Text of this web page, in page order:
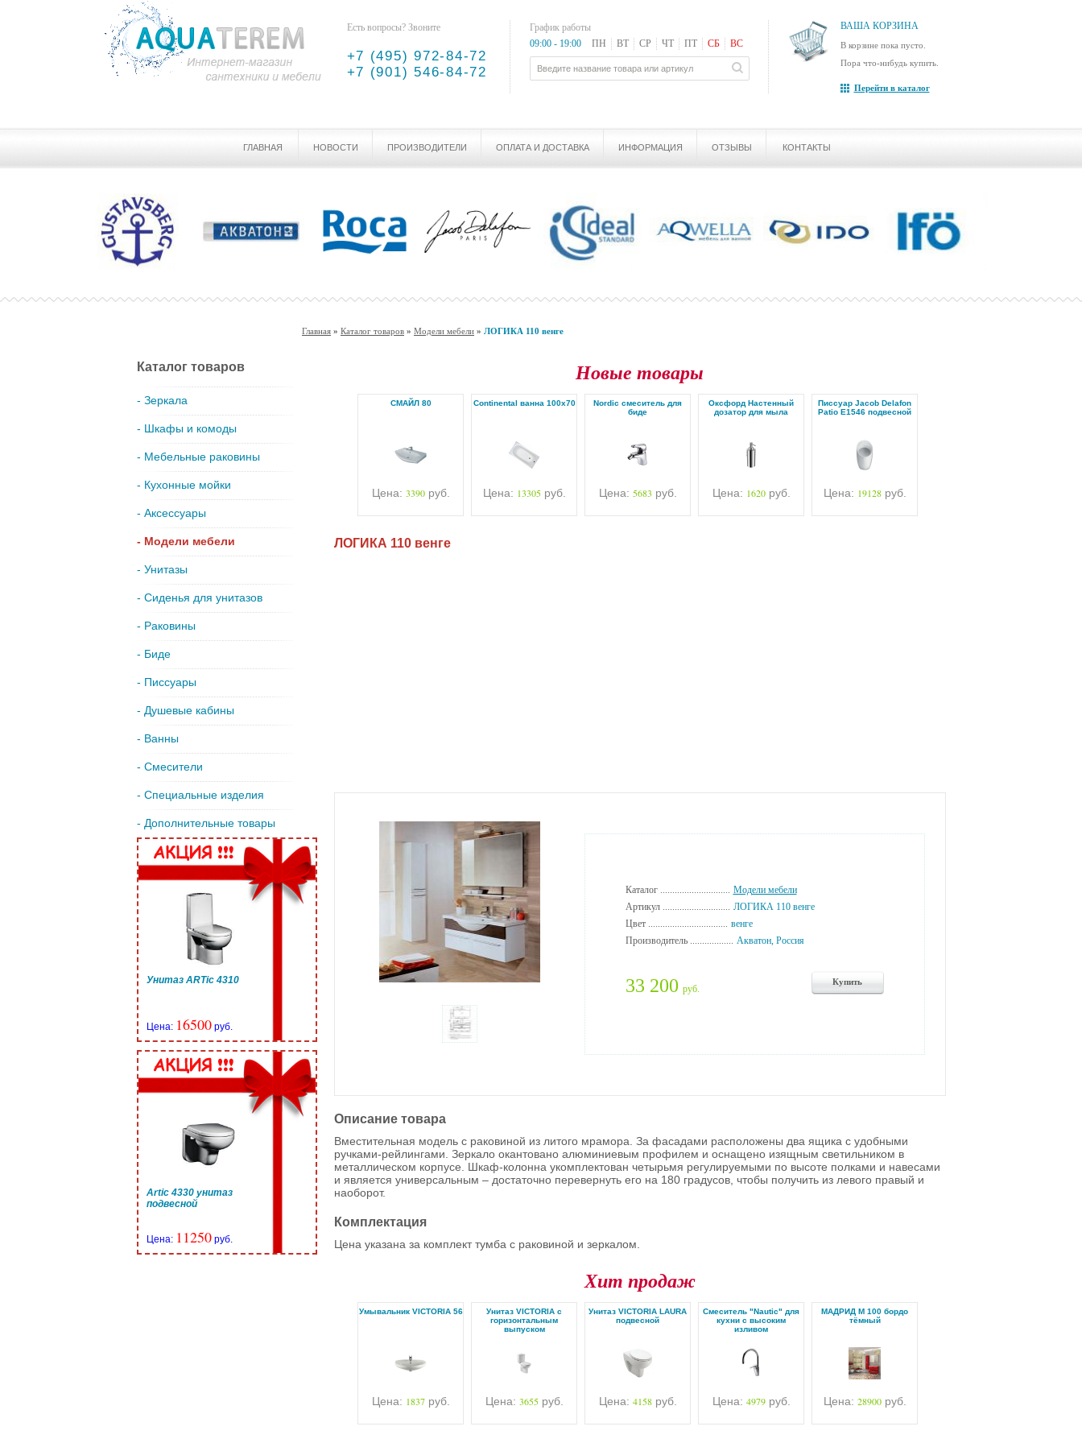
Есть вопросы? Звоните
+7 (495) 972-84-72
+7 (901) 546-84-72
График работы
09:00 - 19:00
ПН ВТ СР ЧТ ПТ СБ ВС
ВАША КОРЗИНА
В корзине пока пусто.
Пора что-нибудь купить.
Перейти в каталог
ГЛАВНАЯ НОВОСТИ ПРОИЗВОДИТЕЛИ ОПЛАТА И ДОСТАВКА ИНФОРМАЦИЯ ОТЗЫВЫ КОНТАКТЫ
Главная » Каталог товаров » Модели мебели » ЛОГИКА 110 венге
Каталог товаров
- Зеркала
- Шкафы и комоды
- Мебельные раковины
- Кухонные мойки
- Аксессуары
- Модели мебели
- Унитазы
- Сиденья для унитазов
- Раковины
- Биде
- Писсуары
- Душевые кабины
- Ванны
- Смесители
- Специальные изделия
- Дополнительные товары
Унитаз ARTic 4310
Цена: 16500руб.
Artic 4330 унитаз
подвесной
Цена: 11250руб.
Новые товары
СМАЙЛ 80
Цена: 3390руб.
Continental ванна 100х70
Цена: 13305руб.
Nordic смеситель для
биде
Цена: 5683 руб.
Оксфорд Настенный
дозатор для мыла
Цена: 1620руб.
Писсуар Jacob Delafon
Patio E1546 подвесной
Цена: 19128руб.
ЛОГИКА 110 венге
Каталог ............................. Модели мебели
Артикул ............................ ЛОГИКА 110 венге
Цвет ................................. венге
Производитель .................. Акватон, Россия
33 200 руб.
Купить
Описание товара
Вместительная модель с раковиной из литого мрамора. За фасадами расположены два ящика с удобными
ручками-рейлингами. Зеркало окантовано алюминиевым профилем и оснащено изящным светильником в
металлическом корпусе. Шкаф-колонна укомплектован четырьмя регулируемыми по высоте полками и навесами
и является универсальным – достаточно перевернуть его на 180 градусов, чтобы получить из левого правый и
наоборот.
Комплектация
Цена указана за комплект тумба с раковиной и зеркалом.
Хит продаж
Умывальник VICTORIA 56
Цена: 1837руб.
Унитаз VICTORIA с
горизонтальным
выпуском
Цена: 3655руб.
Унитаз VICTORIA LAURA
подвесной
Цена: 4158руб.
Cмеситель "Nautic" для
кухни с высоким
изливом
Цена: 4979руб.
МАДРИД М 100 бордо
тёмный
Цена: 28900руб.